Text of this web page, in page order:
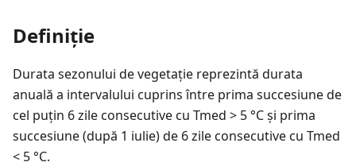
Definiție
Durata sezonului de vegetație reprezintă durata
anuală a intervalului cuprins între prima succesiune de
cel puțin 6 zile consecutive cu Tmed > 5 °C și prima
succesiune (după 1 iulie) de 6 zile consecutive cu Tmed
< 5 °C.